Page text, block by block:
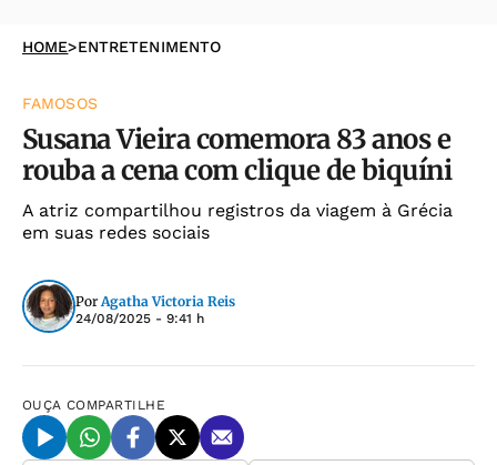
HOME>ENTRETENIMENTO
FAMOSOS
Susana Vieira comemora 83 anos e
rouba a cena com clique de biquíni
A atriz compartilhou registros da viagem à Grécia
em suas redes sociais
Por Agatha Victoria Reis
24/08/2025 - 9:41 h
OUÇA COMPARTILHE